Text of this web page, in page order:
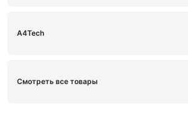
A4Tech
Смотреть все товары